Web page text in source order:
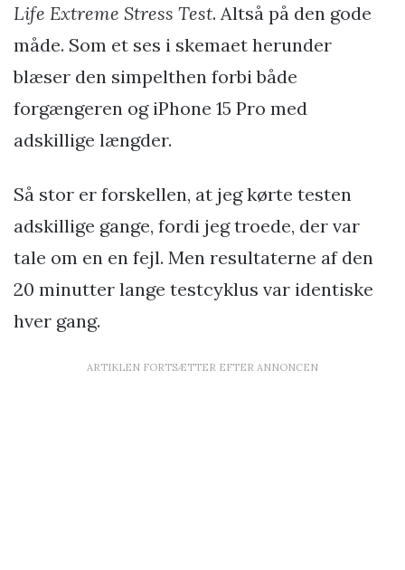
Life Extreme Stress Test. Altså på den gode
måde. Som et ses i skemaet herunder
blæser den simpelthen forbi både
forgængeren og iPhone 15 Pro med
adskillige længder.
Så stor er forskellen, at jeg kørte testen
adskillige gange, fordi jeg troede, der var
tale om en en fejl. Men resultaterne af den
20 minutter lange testcyklus var identiske
hver gang.
ARTIKLEN FORTSÆTTER EFTER ANNONCEN